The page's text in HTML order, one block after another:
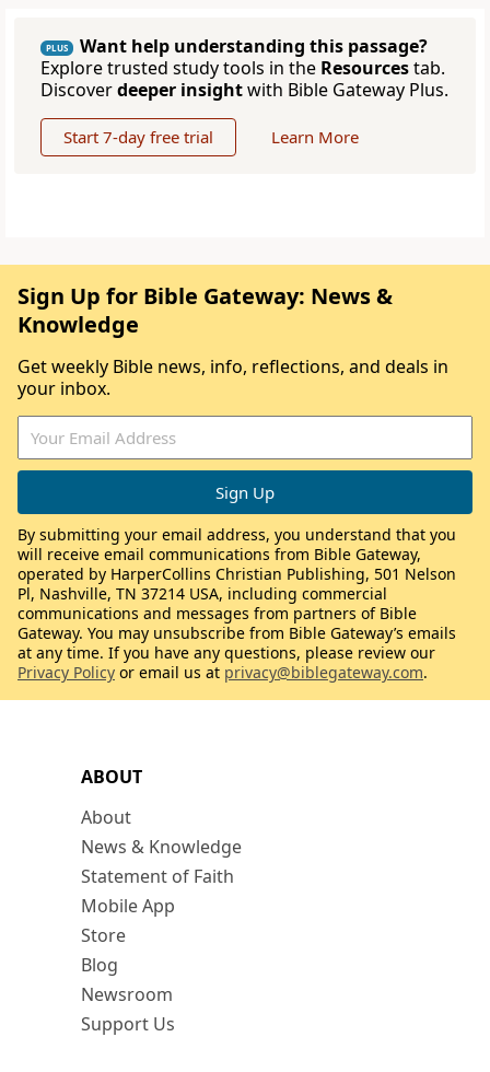
PLUS
Want help understanding this passage?
Explore trusted study tools in the Resourcestab.
Discoverdeeper insightwith Bible Gateway Plus.
Start 7-day free trial Learn More
ABOUT
About
News & Knowledge
Statement of Faith
Mobile App
Store
Blog
Newsroom
Support Us
Sign Up for Bible Gateway: News &
Knowledge
Get weekly Bible news, info, reflections, and deals in
your inbox.
By submitting your email address, you understand that you
will receive email communications from Bible Gateway,
operated by HarperCollins Christian Publishing, 501 Nelson
Pl, Nashville, TN 37214 USA, including commercial
communications and messages from partners of Bible
Gateway. You may unsubscribe from Bible Gateway’s emails
at any time. If you have any questions, please review our
Privacy Policy or email us at privacy@biblegateway.com.